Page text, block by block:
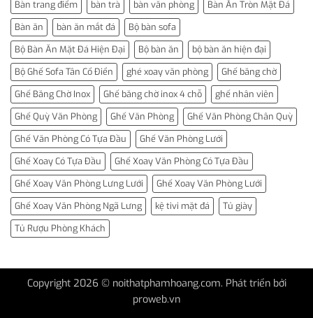
Bàn trang điểm
bàn trà bàn văn phòng
Bàn Ăn Tròn Mặt Đá
Bàn ăn
bàn ăn mắt đá
Bộ bàn sofa
Bộ Bàn Ăn Mặt Đá Hiện Đại
Bộ bàn ăn
bộ bàn ăn hiện đại
Bộ Ghế Sofa Tân Cổ Điển
ghé xoay văn phòng
Ghế băng chờ
Ghế Băng Chờ Inox
Ghế băng chờ inox 4 chỗ
ghế nhân viên
Ghế Quỳ Văn Phòng
Ghế Văn Phòng
Ghế Văn Phòng Chân Quỳ
Ghế Văn Phòng Có Tựa Đầu
Ghế Văn Phòng Lưới
Ghế Xoay Có Tựa Đầu
Ghế Xoay Văn Phòng Có Tựa Đầu
Ghế Xoay Văn Phòng Lưng Lưới
Ghế Xoay Văn Phòng Lưới
Ghế Xoay Văn Phòng Ngã Lưng
kệ tivi mặt đá
Tủ giày
Tủ Rượu Phòng Khách
Copyright 2026 © noithatphamhoang.com. Phát triển bởi
proweb.vn